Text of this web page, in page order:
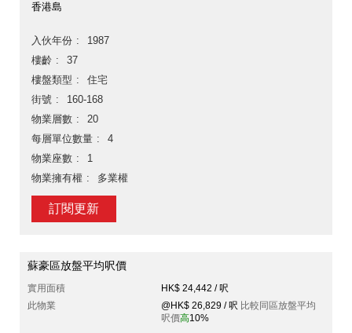
香港島
入伙年份
1987
樓齡
37
樓盤類型
住宅
街號
160-168
物業層數
20
每層單位數量
4
物業座數
1
物業擁有權
多業權
訂閱更新
蘇豪區放盤平均呎價
實用面積
HK$ 24,442 / 呎
此物業
@HK$ 26,829 / 呎 比較同區放盤平均
呎價高10%